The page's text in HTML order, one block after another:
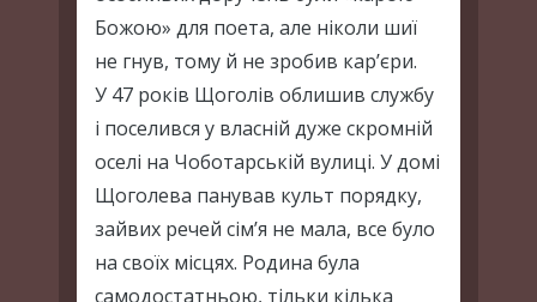
Божою» для поета, але ніколи шиї
не гнув, тому й не зробив кар’єри.
У 47 років Щоголів облишив службу
і поселився у власній дуже скромній
оселі на Чоботарській вулиці. У домі
Щоголева панував культ порядку,
зайвих речей сім’я не мала, все було
на своїх місцях. Родина була
самодостатньою, тільки кілька